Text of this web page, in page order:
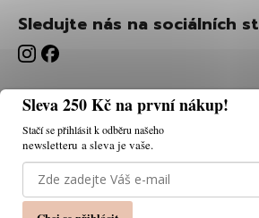
Používáme cookies, abychom vám
prohlížení webu a díky analýze
jeho funkce, výkon a použitelnost.
Sledujte nás na sociálních
Sleva 250 Kč na první nákup!
Stačí se přihlásit k odběru našeho
newsletteru a sleva je vaše.